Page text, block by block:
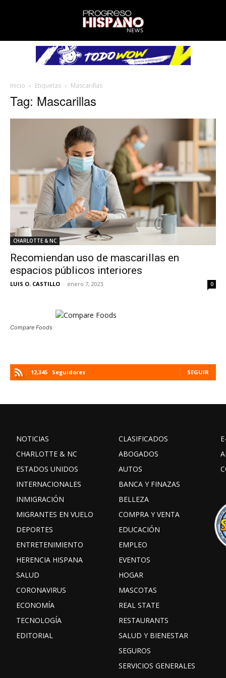
Inicio Etiquetas Mascarillas
Tag: Mascarillas
CHARLOTTE & NC
Recomiendan uso de mascarillas en
espacios públicos interiores
LUIS O. CASTILLO - enero 7, 2023 0
Compare Foods
12,345 Seguidores SEGUIR
NOTICIAS
CHARLOTTE & NC
ESTADOS UNIDOS
INTERNACIONALES
INMIGRACIÓN
MIGRANTES EN VUELO
DEPORTES
ENTRETENIMIENTO
HERENCIA HISPANA
SALUD
CORONAVIRUS
ECONOMÍA
TECNOLOGÍA
EDITORIAL
CLASIFICADOS
ABOGADOS
AUTOS
BANCA Y FINAZAS
BELLEZA
COMPRA Y VENTA
EDUCACIÓN
EMPLEO
EVENTOS
HOGAR
MASCOTAS
REAL STATE
RESTAURANTS
SALUD Y BIENESTAR
SEGUROS
SERVICIOS GENERALES